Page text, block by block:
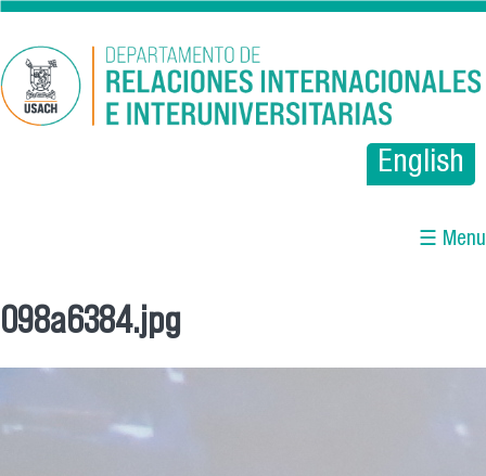
Pasar al contenido principal
English
☰ Menu
Se encuentra usted aquí
098a6384.jpg